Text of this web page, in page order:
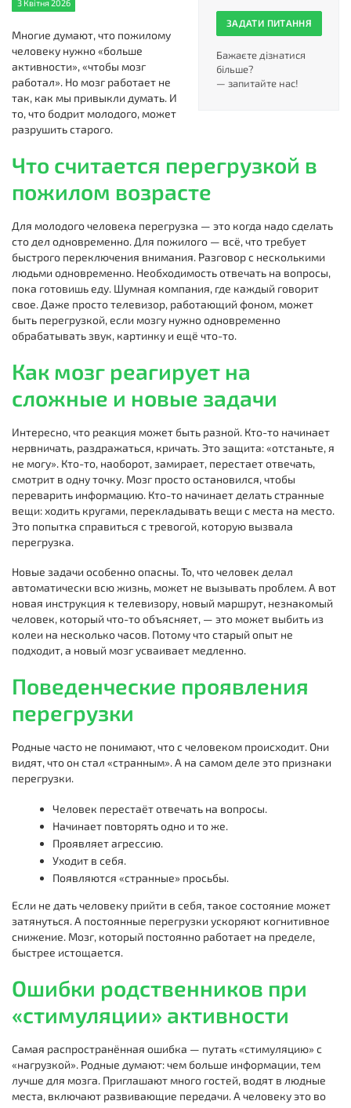
ЗАДАТИ ПИТАННЯ
Бажаєте дізнатися
більше?
— запитайте нас!
3 Квітня 2026
Многие думают, что пожилому
человеку нужно «больше
активности», «чтобы мозг
работал». Но мозг работает не
так, как мы привыкли думать. И
то, что бодрит молодого, может
разрушить старого.
Что считается перегрузкой в
пожилом возрасте
Для молодого человека перегрузка — это когда надо сделать
сто дел одновременно. Для пожилого — всё, что требует
быстрого переключения внимания. Разговор с несколькими
людьми одновременно. Необходимость отвечать на вопросы,
пока готовишь еду. Шумная компания, где каждый говорит
свое. Даже просто телевизор, работающий фоном, может
быть перегрузкой, если мозгу нужно одновременно
обрабатывать звук, картинку и ещё что-то.
Как мозг реагирует на
сложные и новые задачи
Интересно, что реакция может быть разной. Кто-то начинает
нервничать, раздражаться, кричать. Это защита: «отстаньте, я
не могу». Кто-то, наоборот, замирает, перестает отвечать,
смотрит в одну точку. Мозг просто остановился, чтобы
переварить информацию. Кто-то начинает делать странные
вещи: ходить кругами, перекладывать вещи с места на место.
Это попытка справиться с тревогой, которую вызвала
перегрузка.
Новые задачи особенно опасны. То, что человек делал
автоматически всю жизнь, может не вызывать проблем. А вот
новая инструкция к телевизору, новый маршрут, незнакомый
человек, который что-то объясняет, — это может выбить из
колеи на несколько часов. Потому что старый опыт не
подходит, а новый мозг усваивает медленно.
Поведенческие проявления
перегрузки
Родные часто не понимают, что с человеком происходит. Они
видят, что он стал «странным». А на самом деле это признаки
перегрузки.
Человек перестаёт отвечать на вопросы.
Начинает повторять одно и то же.
Проявляет агрессию.
Уходит в себя.
Появляются «странные» просьбы.
Если не дать человеку прийти в себя, такое состояние может
затянуться. А постоянные перегрузки ускоряют когнитивное
снижение. Мозг, который постоянно работает на пределе,
быстрее истощается.
Ошибки родственников при
«стимуляции» активности
Самая распространённая ошибка — путать «стимуляцию» с
«нагрузкой». Родные думают: чем больше информации, тем
лучше для мозга. Приглашают много гостей, водят в людные
места, включают развивающие передачи. А человеку это во